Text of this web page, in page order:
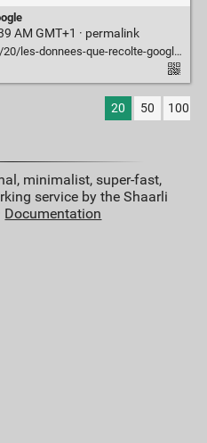
AM GMT+1 · permalink
donnees-que-recolte-google-ch-2/
20 50 100
minimalist, super-fast,
service by the Shaarli
Documentation